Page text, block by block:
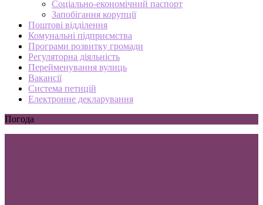
Соціально-економічний паспорт
Запобігання корупції
Поштові відділення
Комунальні підприємства
Програми розвитку громади
Регуляторна діяльність
Перейменування вулиць
Вакансії
Система петицій
Електронне декларування
Погода